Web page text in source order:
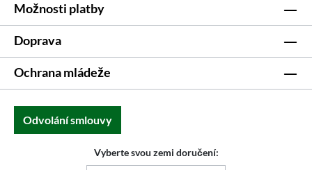
Možnosti platby
Doprava
Ochrana mládeže
Odvolání smlouvy
Vyberte svou zemi doručení: